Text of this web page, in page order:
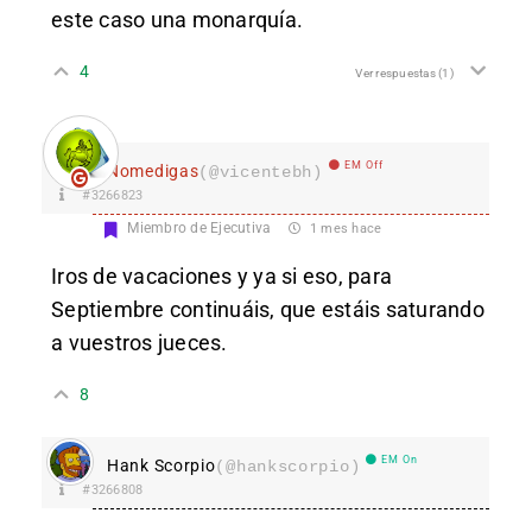
este caso una monarquía.
4 Ver respuestas(1)
Nomedigas(@vicentebh) EM Off
#3266823
Miembro de Ejecutiva 1 mes hace
Iros de vacaciones y ya si eso, para
Septiembre continuáis, que estáis saturando
a vuestros jueces.
8
Hank Scorpio(@hankscorpio) EM On
#3266808